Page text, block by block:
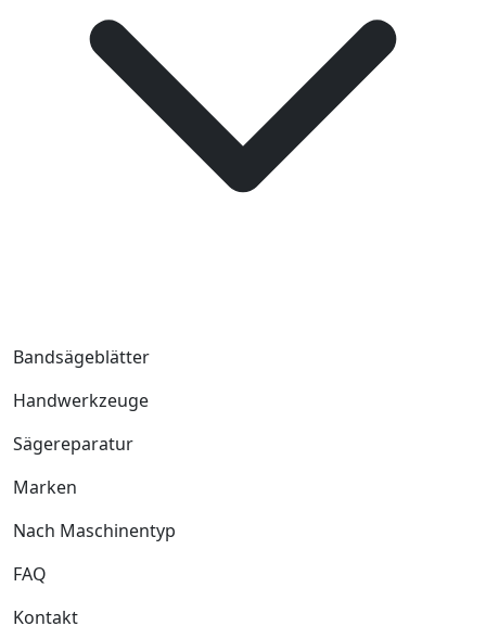
Bandsägeblätter
Handwerkzeuge
Sägereparatur
Marken
Nach Maschinentyp
FAQ
Kontakt